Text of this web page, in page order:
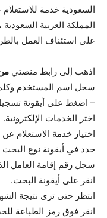
السعودية خدمة
المملكة العربية
على استئناف العمل
اذهب إلى رابط منصتي
سجل اسم المستخدم
– اضغط على أيقونة
اختر الخدمات الإلكترونية.
اختيار خدمة الاستعلام
حدد في أيقونة نوع البحث
سجل رقم إقامة العامل
انقر على أيقونة البحث.
انتظر حتى ترى نتيجة
انقر فوق رمز الطباعة